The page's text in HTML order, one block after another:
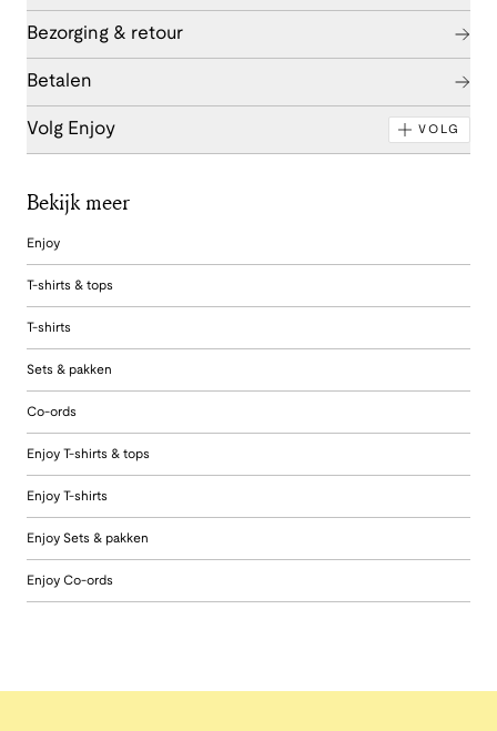
Bezorging & retour
Betalen
Volg Enjoy VOLG
Bekijk meer
Enjoy
T-shirts & tops
T-shirts
Sets & pakken
Co-ords
Enjoy T-shirts & tops
Enjoy T-shirts
Enjoy Sets & pakken
Enjoy Co-ords